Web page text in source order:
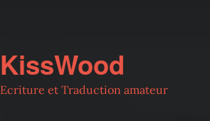
KissWood
Ecriture et Traduction amateur